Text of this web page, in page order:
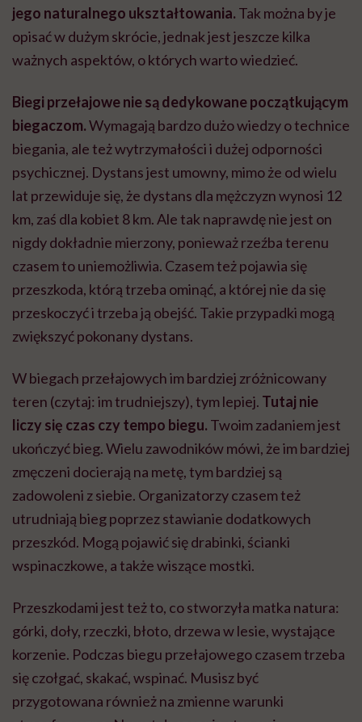
jego naturalnego ukształtowania. Tak można by je
opisać w dużym skrócie, jednak jest jeszcze kilka
ważnych aspektów, o których warto wiedzieć.
Biegi przełajowe nie są dedykowane początkującym
biegaczom.Wymagają bardzo dużo wiedzy o technice
biegania, ale też wytrzymałości i dużej odporności
psychicznej. Dystans jest umowny, mimo że od wielu
lat przewiduje się, że dystans dla mężczyzn wynosi 12
km, zaś dla kobiet 8 km. Ale tak naprawdę nie jest on
nigdy dokładnie mierzony, ponieważ rzeźba terenu
czasem to uniemożliwia. Czasem też pojawia się
przeszkoda, którą trzeba ominąć, a której nie da się
przeskoczyć i trzeba ją obejść. Takie przypadki mogą
zwiększyć pokonany dystans.
W biegach przełajowych im bardziej zróżnicowany
teren (czytaj: im trudniejszy), tym lepiej. Tutaj nie
liczy się czas czy tempo biegu. Twoim zadaniem jest
ukończyć bieg. Wielu zawodników mówi, że im bardziej
zmęczeni docierają na metę, tym bardziej są
zadowoleni z siebie. Organizatorzy czasem też
utrudniają bieg poprzez stawianie dodatkowych
przeszkód. Mogą pojawić się drabinki, ścianki
wspinaczkowe, a także wiszące mostki.
Przeszkodami jest też to, co stworzyła matka natura:
górki, doły, rzeczki, błoto, drzewa w lesie, wystające
korzenie. Podczas biegu przełajowego czasem trzeba
się czołgać, skakać, wspinać. Musisz być
przygotowana również na zmienne warunki